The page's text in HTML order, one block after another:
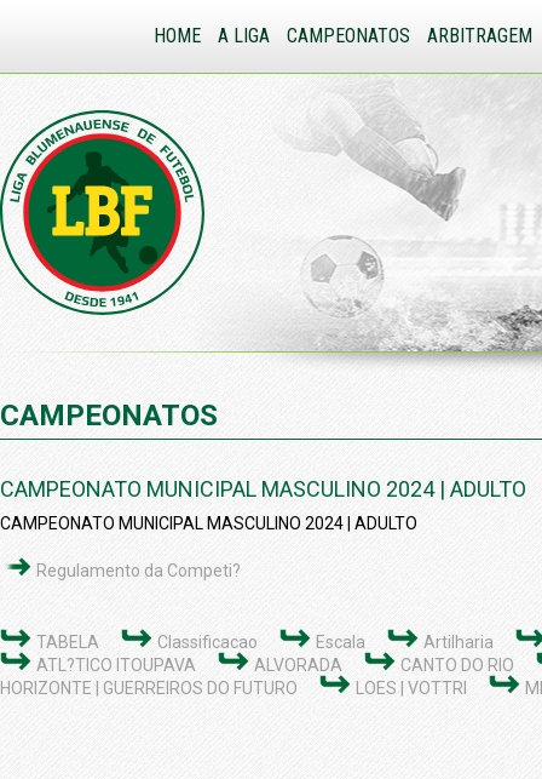
HOME A LIGA CAMPEONATOS ARBITRAGEM
CAMPEONATOS
CAMPEONATO MUNICIPAL MASCULINO 2024 | ADULTO
CAMPEONATO MUNICIPAL MASCULINO 2024 | ADULTO
Regulamento da Competi?
TABELA Classificacao Escala
Artilharia
ATL?TICO ITOUPAVA
ALVORADA
CANTO DO RIO
HORIZONTE | GUERREIROS DO FUTURO
LOES | VOTTRI